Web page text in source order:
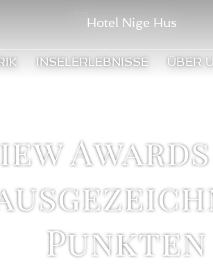
INSELERLEBNISSE ÜBER
Awards
Punkten